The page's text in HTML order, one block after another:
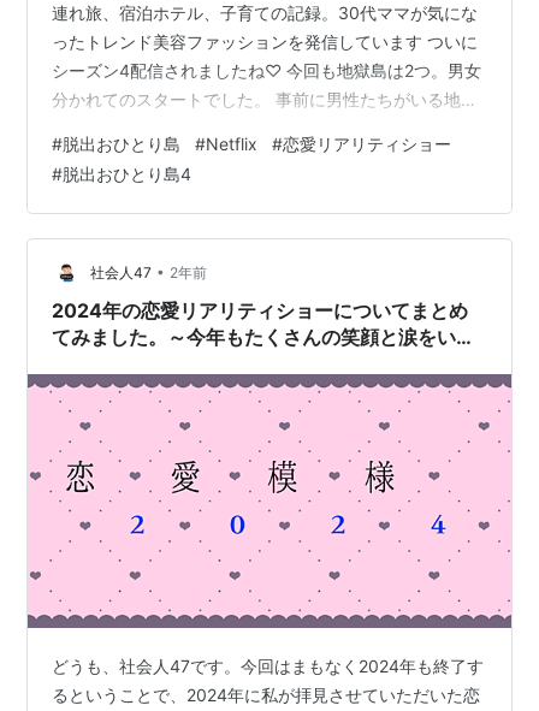
連れ旅、宿泊ホテル、子育ての記録。30代ママが気にな
ったトレンド美容ファッションを発信しています ついに
シーズン4配信されましたね♡ 今回も地獄島は2つ。男女
分かれてのスタートでした。 事前に男性たちがいる地獄
る地獄島へ行き天国島へ行くところから始まります。 こ
れからどんな展開になっていくのか楽しみです＾＾ 参加
者のプロフィールとSNSをまとめたよ ※感想は追記して
いきます 女性メンバー イ・シアン チョン・ユジン キ
ム・ミンソル キム・へジン パ・ジヨン キム・アリン 男
性メンバー…
#脱出おひとり島 #Netflix #恋愛リアリティショー
#脱出おひとり島4
社会人47 • 2年前
2024年の恋愛リアリティショーについてまとめ
てみました。～今年もたくさんの笑顔と涙をいた
どうも、社会人47です。今回はまもなく2024年も終了す
るということで、2024年に私が拝見させていただいた恋